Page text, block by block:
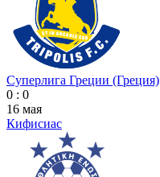
Суперлига Греции (Греция)
0 : 0
16 мая
Кифисиас